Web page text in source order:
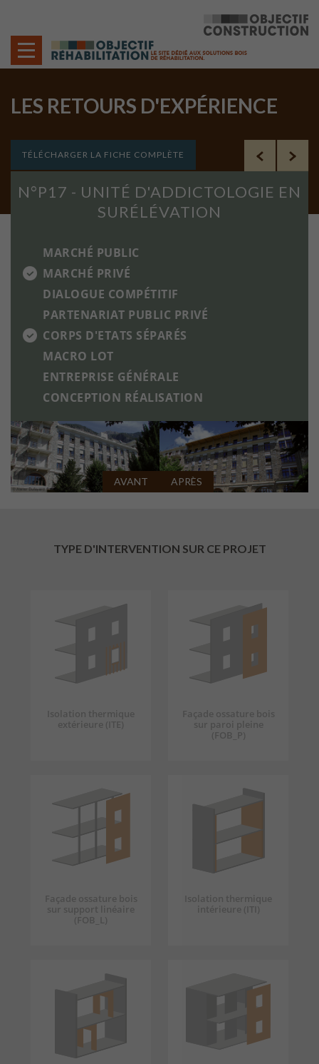
LES RETOURS D'EXPÉRIENCE
TÉLÉCHARGER LA FICHE COMPLÈTE
N°P17 - UNITÉ D'ADDICTOLOGIE EN
SURÉLÉVATION
MARCHÉ PUBLIC
MARCHÉ PRIVÉ
DIALOGUE COMPÉTITIF
PARTENARIAT PUBLIC PRIVÉ
CORPS D'ETATS SÉPARÉS
MACRO LOT
ENTREPRISE GÉNÉRALE
CONCEPTION RÉALISATION
AVANT APRÈS
TYPE D'INTERVENTION SUR CE PROJET
Isolation thermique
extérieure (ITE)
Façade ossature bois
sur paroi pleine
(FOB_P)
Façade ossature bois
sur support linéaire
(FOB_L)
Isolation thermique
intérieure (ITI)